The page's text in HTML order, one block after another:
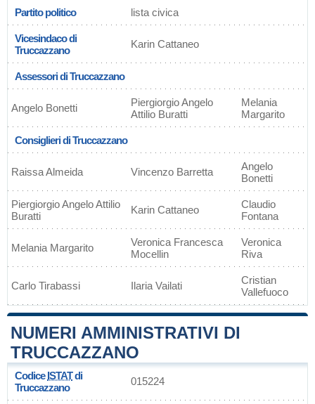
Partito politico lista civica
Vicesindaco di
Truccazzano
Karin Cattaneo
Assessori di Truccazzano
Angelo Bonetti
Piergiorgio Angelo
Attilio Buratti
Melania
Margarito
Consiglieri di Truccazzano
Raissa Almeida Vincenzo Barretta
Angelo
Bonetti
Piergiorgio Angelo Attilio
Buratti
Karin Cattaneo
Claudio
Fontana
Melania Margarito
Veronica Francesca
Mocellin
Veronica
Riva
Carlo Tirabassi Ilaria Vailati
Cristian
Vallefuoco
NUMERI AMMINISTRATIVI DI
TRUCCAZZANO
CodiceISTATdi
Truccazzano
015224